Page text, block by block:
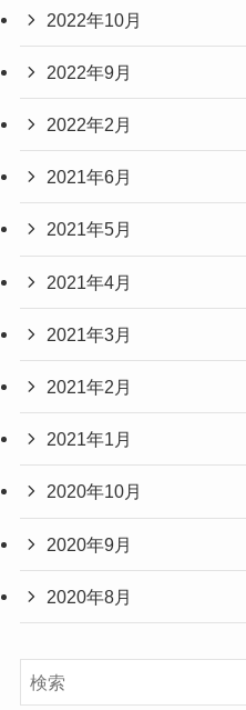
2022年10月
2022年9月
2022年2月
2021年6月
2021年5月
2021年4月
2021年3月
2021年2月
2021年1月
2020年10月
2020年9月
2020年8月